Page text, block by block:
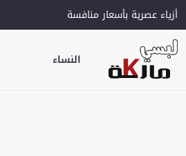
أزياء عصرية بأسعار منافسة
النساء